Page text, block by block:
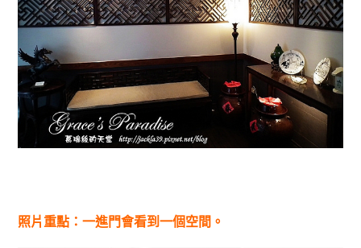
照片重點：一進門會看到一個空間。